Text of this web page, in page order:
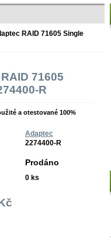
RAID 71605 Single
71605
R
a otestované 100%
Adaptec
2274400-R
Prodáno
0 ks